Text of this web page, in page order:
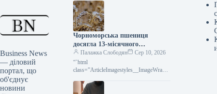
Business News
— діловий
портал, що
об'єднує
новини
Чорноморська пшениця
досягла 13-місячного
мінімуму: ціни стрімко
падають
Палажка Слободян
Сер 10, 2026
“`html
class=”ArticleImagestyles__ImageWrappe
чорноморську пшеницю досягли